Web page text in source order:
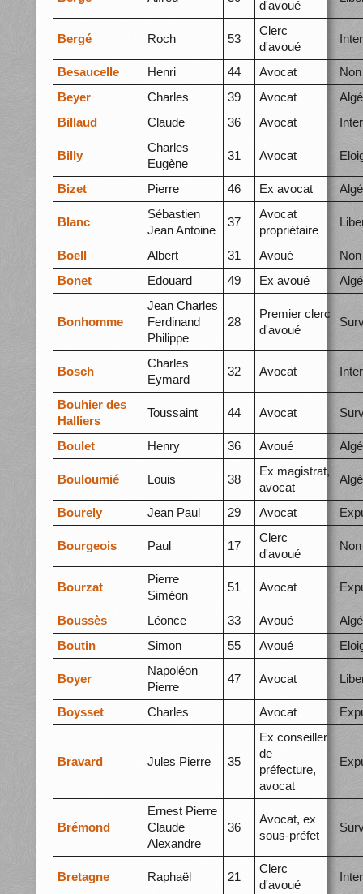
d'avoué
Bergé Roch 53
Clerc
d'avoué
Besaucelle Henri 44 Avocat
Beyer
Charles 39 Avocat
Billaud
Claude 36 Avocat
Billy
Charles
Eugène
31 Avocat
Bizet Pierre 46 Ex avocat
Blanc
Sébastien
Jean Antoine
37
Avocat
propriétaire
Boell Albert 31 Avoué
Bonet
Edouard 49 Ex avoué
Bonhomme
Jean Charles
Ferdinand
Philippe
28
Premier clerc
d'avoué
Bosch
Charles
Eymard
32 Avocat
Bouhier des
Halliers
Toussaint 44 Avocat
Boulet Henry 36 Avoué
Bouloumié Louis 38
Ex magistrat,
avocat
Bourely Jean Paul 29 Avocat
Bourgeois Paul 17
Clerc
d'avoué
Bourzat
Pierre
Siméon
51 Avocat
Boussès Léonce 33 Avoué
Boutin
Simon 55 Avoué
Boyer
Napoléon
Pierre
47 Avocat
Boysset Charles Avocat
Bravard Jules Pierre 35
Ex conseiller
de
préfecture,
avocat
Brémond
Ernest Pierre
Claude
Alexandre
36
Avocat, ex
sous-préfet
Bretagne Raphaël 21
Clerc
d'avoué